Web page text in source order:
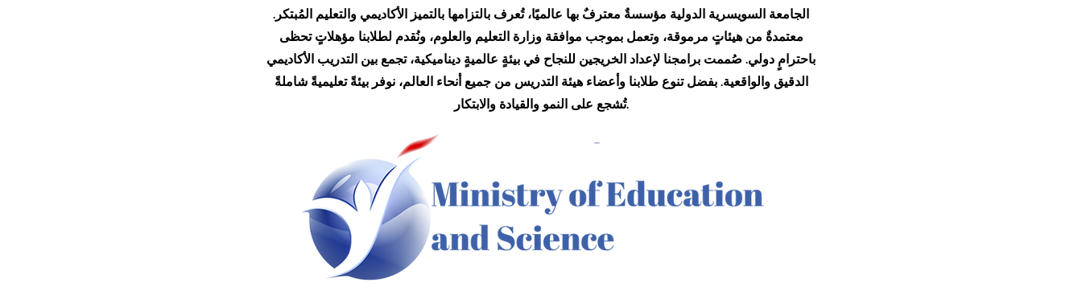
الجامعة السويسرية الدولية مؤسسةٌ معترفٌ بها عالميًا، تُعرف بالتزامها بالتميز الأكاديمي والتعليم المُبتكر.
معتمدةٌ من هيئاتٍ مرموقة، وتعمل بموجب موافقة وزارة التعليم والعلوم، ونُقدم لطلابنا مؤهلاتٍ تحظى
باحترامٍ دولي. صُممت برامجنا لإعداد الخريجين للنجاح في بيئةٍ عالميةٍ ديناميكية، تجمع بين التدريب الأكاديمي
الدقيق والواقعية. بفضل تنوع طلابنا وأعضاء هيئة التدريس من جميع أنحاء العالم، نوفر بيئةً تعليميةً شاملةً
تُشجع على النمو والقيادة والابتكار.